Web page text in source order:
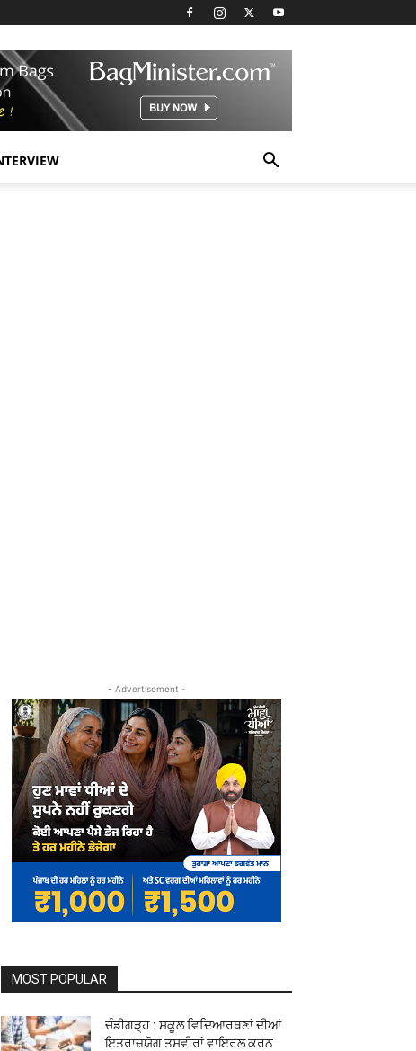
- Advertisement -
MOST POPULAR
ਚੰਡੀਗੜ੍ਹ : ਸਕੂਲ ਵਿਦਿਆਰਥਣਾਂ ਦੀਆਂ
ਇਤਰਾਜ਼ਯੋਗ ਤਸਵੀਰਾਂ ਵਾਇਰਲ ਕਰਨ